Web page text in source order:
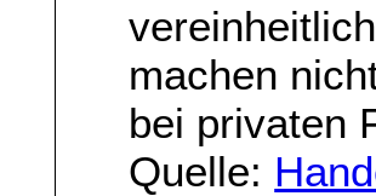
machen
bei privaten
Quelle: